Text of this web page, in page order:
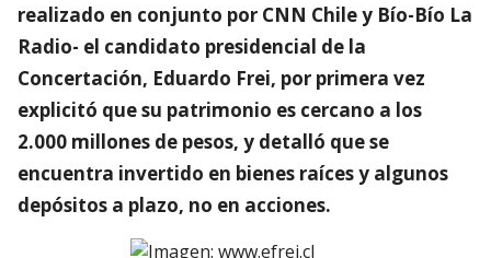
realizado en conjunto por CNN Chile y Bío-Bío La
Radio- el candidato presidencial de la
Concertación, Eduardo Frei, por primera vez
explicitó que su patrimonio es cercano a los
2.000 millones de pesos, y detalló que se
encuentra invertido en bienes raíces y algunos
depósitos a plazo, no en acciones.